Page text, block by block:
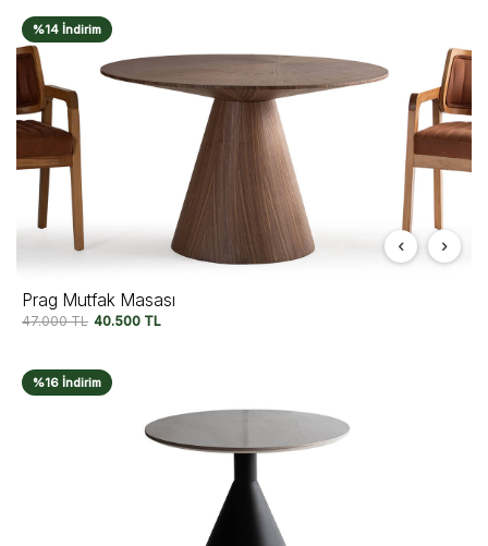
%14 İndirim
Prag Mutfak Masası
47.000TL 40.500 TL
%16 İndirim